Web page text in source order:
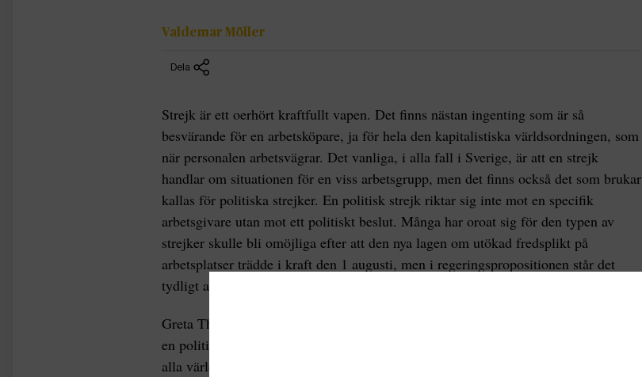
Valdemar Möller
Dela
Strejk är ett oerhört kraftfullt vapen. Det finns nästan ingenting som är så
besvärande för en arbetsköpare, ja för hela den kapitalistiska världsordningen, som
när personalen arbetsvägrar. Det vanliga, i alla fall i Sverige, är att en strejk
handlar om situationen för en viss arbetsgrupp, men det finns också det som brukar
kallas för politiska strejker. En politisk strejk riktar sig inte mot en specifik
arbetsgivare utan mot ett politiskt beslut. Många har oroat sig för den typen av
strejker skulle bli omöjliga efter att den nya lagen om utökad fredsplikt på
arbetsplatser trädde i kraft den 1 augusti, men i regeringspropositionen står det
tydligt att lagen inte påverkar rätten att delta i politiska stridsåtgärder.
Greta Thunbergs och Fridays for future-rörelsens klimatstrejk är i allra högsta grad
en politisk strejk, udden är inte riktad mot skolorna som eleverna går på utan mot
alla världens länder och företag som låter koldioxidutsläppen öka trots att vi vid det